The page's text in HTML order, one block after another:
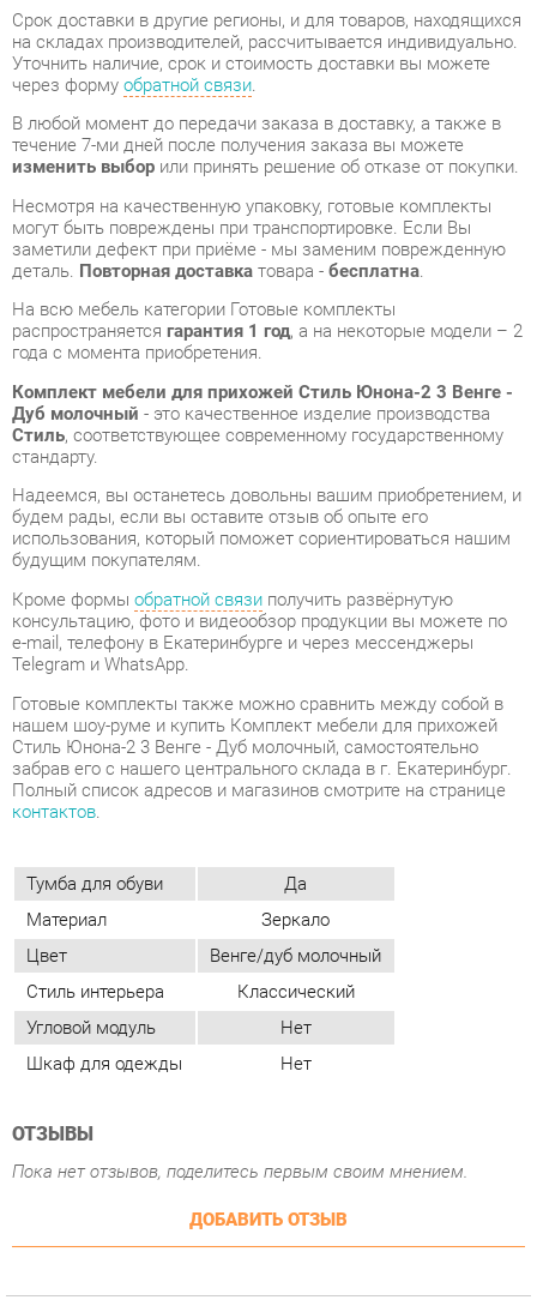
изменить выборили принять решение об отказе от покупки.
Несмотря на качественную упаковку, готовые комплекты
могут быть повреждены при транспортировке. Если Вы
заметили дефект при приёме - мы заменим поврежденную
деталь.Повторная доставкатовара -бесплатна.
На всю мебель категории Готовые комплекты
распространяется гарантия 1 год, а на некоторые модели – 2
года с момента приобретения.
Комплект мебели для прихожей Стиль Юнона-2 3 Венге -
Дуб молочный- это качественное изделие производства
Стиль, соответствующее современному государственному
стандарту.
Надеемся, вы останетесь довольны вашим приобретением, и
будем рады, если вы оставите отзыв об опыте его
использования, который поможет сориентироваться нашим
будущим покупателям.
Кроме формыобратной связиполучить развёрнутую
консультацию, фото и видеообзор продукции вы можете по
Telegram и WhatsApp.
Готовые комплекты также можно сравнить между собой в
нашем шоу-руме и купить Комплект мебели для прихожей
забрав его с нашего центрального склада в г. Екатеринбург.
Полный список адресов и магазинов смотрите на странице
контактов.
Тумба для обуви
Да
Материал
Зеркало
Цвет
Венге/дуб молочный
Стиль интерьера
Шкаф для одежды Нет
ОТЗЫВЫ
Пока нет отзывов, поделитесь первым своим мнением.
ДОБАВИТЬ ОТЗЫВ
ПОХОЖИЕ ТОВАРЫ